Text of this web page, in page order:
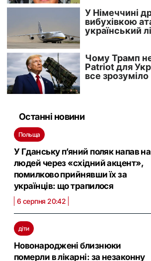
Останні новини
Польща
У Гданську п’яний поляк напав на
людей через «східний акцент»,
помилково прийнявши їх за
українців: що трапилося
6 серпня 20:42
діти
Новонароджені близнюки
померли в лікарні: за незаконну